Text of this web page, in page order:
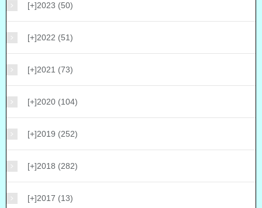
[+]2023 (50)
[+]2022 (51)
[+]2021 (73)
[+]2020 (104)
[+]2019 (252)
[+]2018 (282)
[+]2017 (13)